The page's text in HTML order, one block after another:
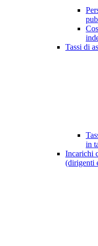
Tassi di
in
Incarichi
(dirigenti